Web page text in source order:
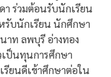
า ร่วมต้อนรับนักเรียน
รับนักเรียน นักศึกษา
าท ลพบุรี อ่างทอง
เป็นทุนการศึกษา
ยนดีเข้าศึกษาต่อใน